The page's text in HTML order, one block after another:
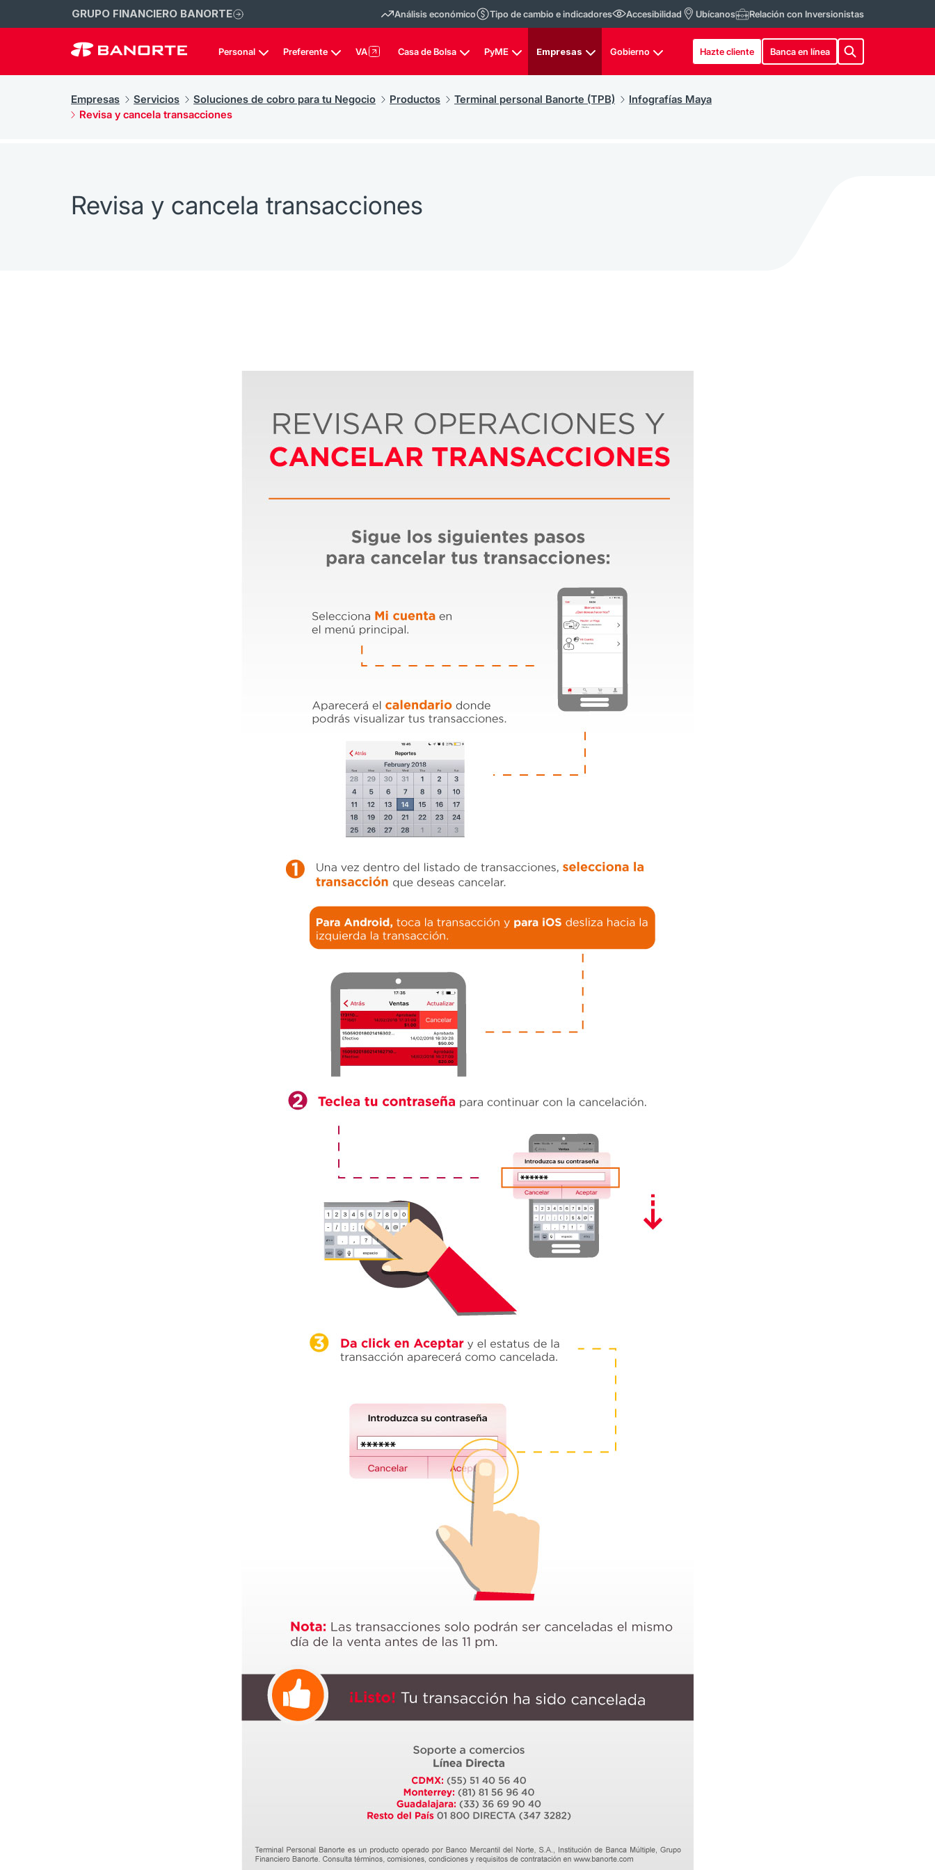
GRUPO FINANCIERO BANORTE Análisis económico Tipo de cambio e indicadores Accesibilidad Ubícanos Relación con Inversionistas
Personal Preferente VA Casa de Bolsa PyME Empresas Gobierno Hazte cliente Banca en línea
Empresas Servicios Soluciones de cobro para tu Negocio Productos Terminal personal Banorte (TPB)
Infografías Maya
Revisa y cancela transacciones
Revisa y cancela transacciones